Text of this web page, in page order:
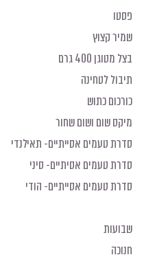
פסטו
שמיר קצוץ
בצל מטוגן 400 גרם
תיבול לטחינה
כורכום כתוש
מיקס שום ושום שחור
סדרת טעמים אסייתיים- תאילנדי
סדרת טעמים אסיתיים- סיני
סדרת טעמים אסייתיים- הודי
שבועות
חנוכה